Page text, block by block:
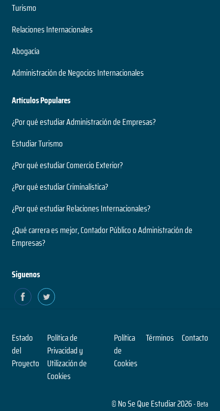
Turismo
Relaciones Internacionales
Abogacía
Administración de Negocios Internacionales
Artículos Populares
¿Por qué estudiar Administración de Empresas?
Estudiar Turismo
¿Por qué estudiar Comercio Exterior?
¿Por qué estudiar Criminalística?
¿Por qué estudiar Relaciones Internacionales?
¿Qué carrera es mejor, Contador Público o Administración de
Empresas?
Siguenos
Estado
del
Proyecto
Política de
Privacidad y
Utilización de
Cookies
Política
de
Cookies
Términos Contacto
© No Se Que Estudiar 2026- Beta